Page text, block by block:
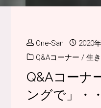
One-San
2020
Q&Aコーナー / 生
Q&Aコーナ
ングで」・